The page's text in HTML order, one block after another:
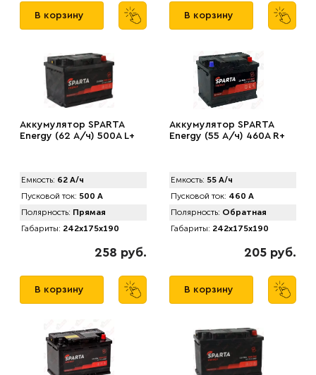
В корзину В корзину
Аккумулятор SPАRTA
Energy (62 А/ч) 500A L+
Емкость: 62 А/ч
Пусковой ток: 500 А
Полярность: Прямая
Габариты: 242x175x190
258 руб.
В корзину
Аккумулятор SPАRTA
Energy (55 А/ч) 460A R+
Емкость: 55 А/ч
Пусковой ток: 460 А
Полярность: Обратная
Габариты: 242x175x190
205 руб.
В корзину